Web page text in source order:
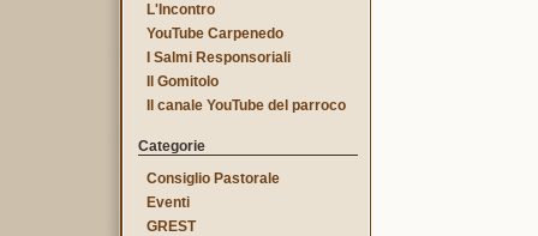
L'Incontro
YouTube Carpenedo
I Salmi Responsoriali
Il Gomitolo
Il canale YouTube del parroco
Categorie
Consiglio Pastorale
Eventi
GREST